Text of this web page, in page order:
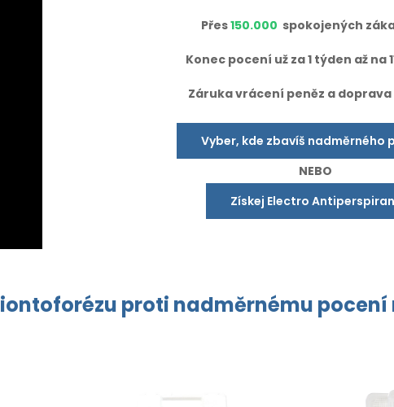
Přes150.000 spokojených
Konec pocení už za 1 týden až na
Záruka vrácení peněz a
Vyber, kde zbavíš nadměrného
NEBO
Získej Electro
iontoforézu proti nadměrnému pocení